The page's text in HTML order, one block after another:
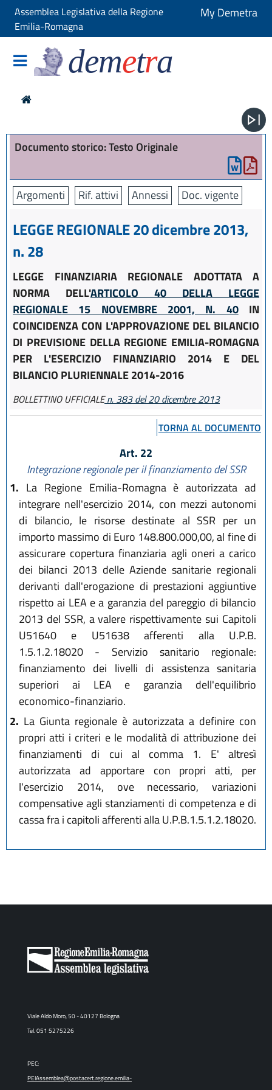
Assemblea Legislativa della Regione
Emilia-Romagna
My Demetra
demetra
Documento storico: Testo Originale
Argomenti Rif. attivi Annessi Doc. vigente
LEGGE REGIONALE 20 dicembre 2013,
n. 28
LEGGE FINANZIARIA REGIONALE ADOTTATA A
NORMA DELL'ARTICOLO 40 DELLA LEGGE
REGIONALE 15 NOVEMBRE 2001, N. 40IN
COINCIDENZA CON L'APPROVAZIONE DEL BILANCIO
DI PREVISIONE DELLA REGIONE EMILIA-ROMAGNA
PER L'ESERCIZIO FINANZIARIO 2014 E DEL
BILANCIO PLURIENNALE 2014-2016
BOLLETTINO UFFICIALEn. 383 del 20 dicembre 2013
TORNA AL DOCUMENTO
Art. 22
Integrazione regionale per il finanziamento del SSR
1. La Regione Emilia-Romagna è autorizzata ad
integrare nell'esercizio 2014, con mezzi autonomi
di bilancio, le risorse destinate al SSR per un
importo massimo di Euro 148.800.000,00, al fine di
assicurare copertura finanziaria agli oneri a carico
dei bilanci 2013 delle Aziende sanitarie regionali
derivanti dall'erogazione di prestazioni aggiuntive
rispetto ai LEA e a garanzia del pareggio di bilancio
2013 del SSR, a valere rispettivamente sui Capitoli
U51640 e U51638 afferenti alla U.P.B.
1.5.1.2.18020 - Servizio sanitario regionale:
finanziamento dei livelli di assistenza sanitaria
superiori ai LEA e garanzia dell'equilibrio
economico-finanziario.
2. La Giunta regionale è autorizzata a definire con
propri atti i criteri e le modalità di attribuzione dei
finanziamenti di cui al comma 1. E' altresì
autorizzata ad apportare con propri atti, per
l'esercizio 2014, ove necessario, variazioni
compensative agli stanziamenti di competenza e di
cassa fra i capitoli afferenti alla U.P.B.1.5.1.2.18020.
Viale Aldo Moro, 50 - 40127 Bologna
Tel. 051 5275226
PEC:
PEIAssemblea@postacert.regione.emilia-